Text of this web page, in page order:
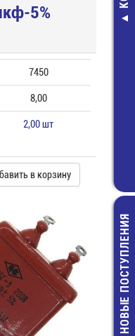
MFR-0,5-100
Резистор
НОВЫЕ ПОСТУПЛЕНИЯ
5%
7450
8,00
2,00 шт
в корзину